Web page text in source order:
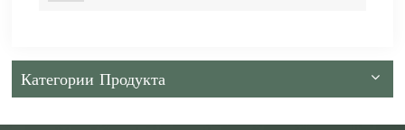
Категории Продукта